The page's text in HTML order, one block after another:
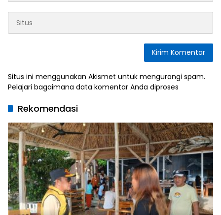
Situs ini menggunakan Akismet untuk mengurangi spam.
Pelajari bagaimana data komentar Anda diproses
Rekomendasi